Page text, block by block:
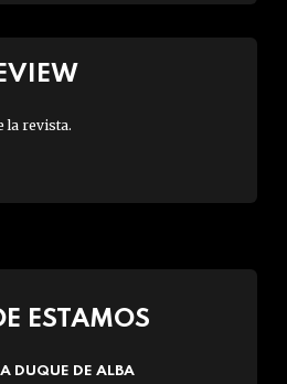
la revista.
ESTAMOS
DUQUE DE ALBA